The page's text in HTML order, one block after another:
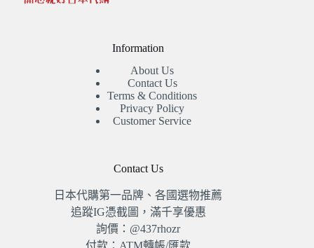
Information
About Us
Contact Us
Terms & Conditions
Privacy Policy
Customer Service
Contact Us
日本代購第一品牌、各國選物推薦
追蹤IG憑截圖，滿千享優惠
詢價：@437rhozr
付款：ATM轉帳/匯款